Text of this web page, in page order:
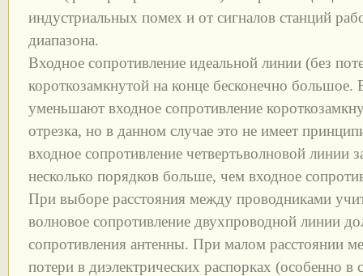
индустриальных помех и от сигналов станций
диапазона.
Входное сопротивление идеальной линии (без
короткозамкнутой на конце бесконечно большое.
уменьшают входное сопротивление
отрезка, но в данном случае это не имеет
входное сопротивление четвертьволновой линии
несколько порядков больше, чем входное
При выборе расстояния между проводниками
волновое сопротивление двухпроводной линии
сопротивления антенны. При малом расстоянии
потери в диэлектрических распорках (особенно